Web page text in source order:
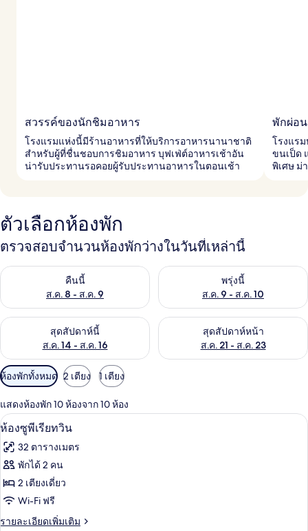
สวรรค์ของนักชิมอาหาร
โรงแรมแห่งนี้มีร้านอาหารที่ให้บริการอาหารนานาชาติ
สำหรับผู้ที่ชื่นชอบการชิมอาหาร บุฟเฟ่ต์อาหารเช้าอัน
น่ารับประทานรอคอยผู้รับประทานอาหารในตอนเช้า
พักผ่อ
โรงแร
ขนเป็ด
พิเศษ ม่
ตัวเลือกห้องพัก
ตรวจสอบจำนวนห้องพักว่างในวันที่เหล่านี้
คืนนี้
ส.ค. 8 - ส.ค. 9
ตรวจสอบจำนวนห้องพักว่างในคืนนี้ ส.ค. 8 - ส.ค. 9พรุ่งนี้
ส.ค. 9 - ส.ค. 10
ตรวจสอบจำนวนห้องพักว่างใน
สุดสัปดาห์นี้
ส.ค. 14 - ส.ค. 16
ตรวจสอบจำนวนห้องพักว่างในสุดสัปดาห์นี้ ส.ค. 14 - ส.ค. 16
สุดสัปดาห์หน้า
ส.ค. 21 - ส.ค. 23
ตรวจสอบจำนวนห้องพักว่างใน
ตัว
กรอง
ที่
มี
ให้
สำหรับ
ห้อง
พัก
ห้องพักทั้งหมด 2 เตียง 1 เตียง
แสดงห้องพัก 10 ห้องจาก 10 ห้อง
เปิด
ภาพถ่าย
ทั้งหมด
ของ
ห้อง
ซู
ห้องซูพีเรียทวิน | เครื่องนอนระดับพรี
9
ห้องซูพีเรียทวิน
32 ตารางเมตร
พักได้ 2 คน
2 เตียงเดี่ยว
Wi-Fi ฟรี
รายละเอียดเพิ่มเติม
ราย